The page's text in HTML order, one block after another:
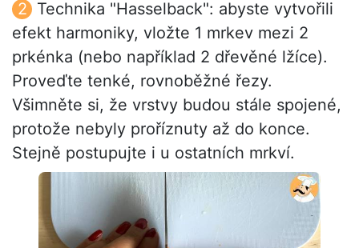
Technika "Hasselback": abyste vytvořili
efekt harmoniky, vložte 1 mrkev mezi 2
prkénka (nebo například 2 dřevěné lžíce).
Proveďte tenké, rovnoběžné řezy.
Všimněte si, že vrstvy budou stále spojené,
protože nebyly proříznuty až do konce.
Stejně postupujte i u ostatních mrkví.